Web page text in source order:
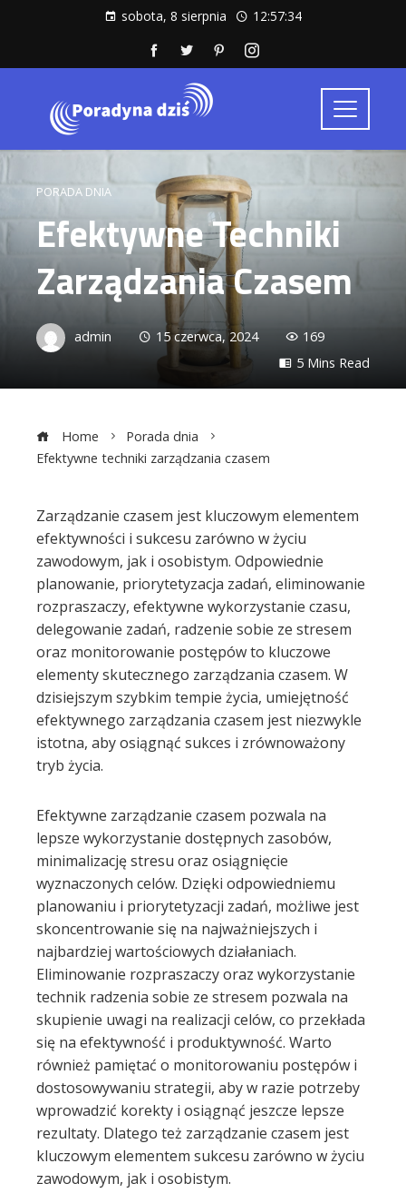
sobota, 8 sierpnia 12:57:35
PORADA DNIA
Efektywne Techniki
Zarządzania Czasem
admin 15 czerwca, 2024
169
5 Mins Read
Home
Porada dnia
Efektywne techniki zarządzania czasem
Zarządzanie czasem jest kluczowym elementem
efektywności i sukcesu zarówno w życiu
zawodowym, jak i osobistym. Odpowiednie
planowanie, priorytetyzacja zadań, eliminowanie
rozpraszaczy, efektywne wykorzystanie czasu,
delegowanie zadań, radzenie sobie ze stresem
oraz monitorowanie postępów to kluczowe
elementy skutecznego zarządzania czasem. W
dzisiejszym szybkim tempie życia, umiejętność
efektywnego zarządzania czasem jest niezwykle
istotna, aby osiągnąć sukces i zrównoważony
tryb życia.
Efektywne zarządzanie czasem pozwala na
lepsze wykorzystanie dostępnych zasobów,
minimalizację stresu oraz osiągnięcie
wyznaczonych celów. Dzięki odpowiedniemu
planowaniu i priorytetyzacji zadań, możliwe jest
skoncentrowanie się na najważniejszych i
najbardziej wartościowych działaniach.
Eliminowanie rozpraszaczy oraz wykorzystanie
technik radzenia sobie ze stresem pozwala na
skupienie uwagi na realizacji celów, co przekłada
się na efektywność i produktywność. Warto
również pamiętać o monitorowaniu postępów i
dostosowywaniu strategii, aby w razie potrzeby
wprowadzić korekty i osiągnąć jeszcze lepsze
rezultaty. Dlatego też zarządzanie czasem jest
kluczowym elementem sukcesu zarówno w życiu
zawodowym, jak i osobistym.